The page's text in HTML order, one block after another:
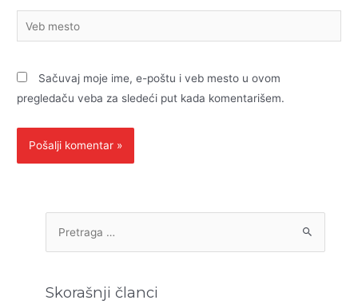
Veb
mesto
Sačuvaj moje ime, e-poštu i veb mesto u ovom
pregledaču veba za sledeći put kada komentarišem.
r
Skorašnji članci